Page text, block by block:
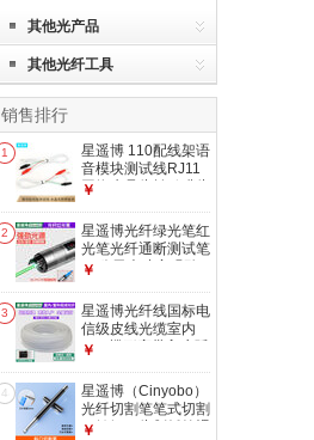
其他光产品
其他光纤工具
销售排行
1
星遥博 110配线架语
音模块测试线RJ11
网络水晶头转鸭嘴头
话语音跳线1.5米/条
2芯RJ11水晶头-鳄
鱼夹子 条
￥
2
星遥博光纤绿光笔红
光笔光纤通断测试笔
30公里大功率强劲
15mw（15公里）
￥
3
星遥博光纤线国标电
信级皮线光缆室内
FTR蝶形宽带入户延
FTTR组网室外单模
单纤2芯米数可定
【家装首选】室内双
芯（2芯2钢丝）-不
￥
4
星遥博（Cinyobo）
光纤切割笔笔式切割
刀钨钢刀头划纤笔裸
￥